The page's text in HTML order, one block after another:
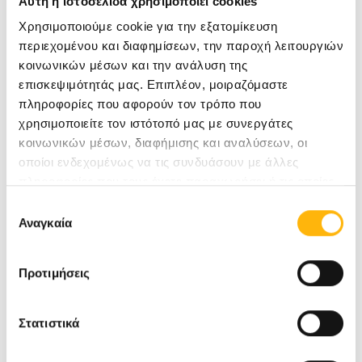
Χρησιμοποιούμε cookie για την εξατομίκευση
περιεχομένου και διαφημίσεων, την παροχή λειτουργιών
κοινωνικών μέσων και την ανάλυση της
επισκεψιμότητάς μας. Επιπλέον, μοιραζόμαστε
πληροφορίες που αφορούν τον τρόπο που
χρησιμοποιείτε τον ιστότοπό μας με συνεργάτες
κοινωνικών μέσων, διαφήμισης και αναλύσεων, οι
οποίοι ενδεχομένως να τις συνδυάσουν με άλλες
των υπηρεσιών τους.
συγκατάθεσης
Αναγκαία
Προτιμήσεις
Στατιστικά